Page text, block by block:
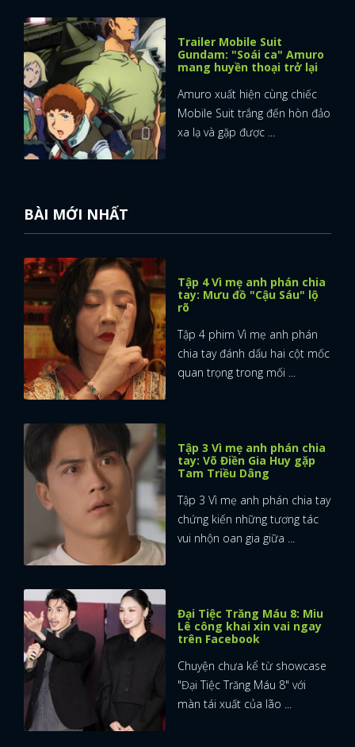
FACEBOOK
Trailer Mobile Suit
Gundam: "Soái ca" Amuro
mang huyền thoại trở lại
Amuro xuất hiện cùng chiếc
Mobile Suit trắng đến hòn đảo
xa lạ và gặp được ...
BÀI MỚI NHẤT
Tập 4 Vì mẹ anh phán chia
tay: Mưu đồ "Cậu Sáu" lộ
rõ
Tập 4 phim Vì mẹ anh phán
chia tay đánh dấu hai cột mốc
quan trọng trong mối ...
Tập 3 Vì mẹ anh phán chia
tay: Võ Điền Gia Huy gặp
Tam Triều Dâng
Tập 3 Vì mẹ anh phán chia tay
chứng kiến những tương tác
vui nhộn oan gia giữa ...
Đại Tiệc Trăng Máu 8: Miu
Lê công khai xin vai ngay
trên Facebook
Chuyện chưa kể từ showcase
"Đại Tiệc Trăng Máu 8" với
màn tái xuất của lão ...